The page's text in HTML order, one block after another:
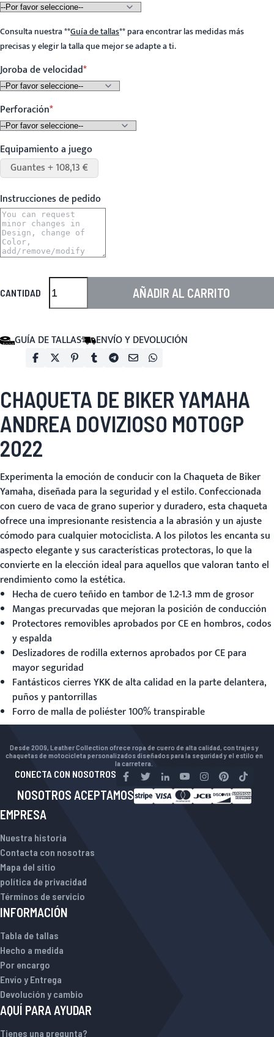
Consulta nuestra**Guía de tallas**para encontrar las medidas más
precisas y elegir la talla que mejor se adapte a ti.
Joroba de velocidad
Perforación
Equipamiento a juego
Guantes + 108,13 €
Instrucciones de pedido
CANTIDAD AÑADIR AL CARRITO
GUÍA DE TALLAS ENVÍO Y DEVOLUCIÓN
CHAQUETA DE BIKER YAMAHA
ANDREA DOVIZIOSO MOTOGP
2022
Experimenta la emoción de conducir con laChaqueta de Biker
Yamaha, diseñada para la seguridad y el estilo. Confeccionada
con cuero de vaca de grano superior y duradero, esta chaqueta
ofrece una impresionante resistencia a la abrasión y un ajuste
cómodo para cualquier motociclista. A los pilotos les encanta su
aspecto elegante y sus características protectoras, lo que la
convierte en la elección ideal para aquellos que valoran tanto el
rendimiento como la estética.
Hecha de cuero teñido en tambor de 1.2-1.3 mm de grosor
Mangas precurvadas que mejoran la posición de conducción
Protectores removibles aprobados por CE en hombros, codos
y espalda
Deslizadores de rodilla externos aprobados por CE para
mayor seguridad
Fantásticos cierres YKK de alta calidad en la parte delantera,
puños y pantorrillas
Forro de malla de poliéster 100% transpirable
Desde 2009, Leather Collection ofrece ropa de cuero de alta calidad, con trajes y
chaquetas de motocicleta personalizados diseñados para la seguridad y el estilo en
la carretera.
CONECTA CON NOSOTROS
NOSOTROS ACEPTAMOS
EMPRESA
Nuestra historia
Contacta con nosotras
Mapa del sitio
política de privacidad
Términos de servicio
INFORMACIÓN
Tabla de tallas
Hecho a medida
Por encargo
Envío y Entrega
Devolución y cambio
AQUÍ PARA AYUDAR
Tienes una pregunta?